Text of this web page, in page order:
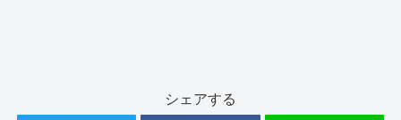
シェアする